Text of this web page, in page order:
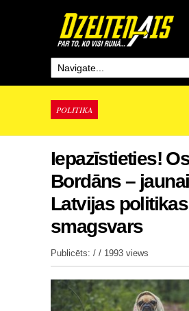
POLITIKA
Iepazīstieties!
Bordāns –
Latvijas politikas
smagsvars
Publicēts: / / 1993 views